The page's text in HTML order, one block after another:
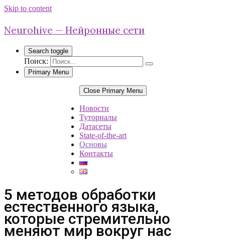
Skip to content
Neurohive — Нейронные сети
Search toggle
Поиск:
Primary Menu
Close Primary Menu
Новости
Туториалы
Датасеты
State-of-the-art
Основы
Контакты
5 методов обработки
естественного языка,
которые стремительно
меняют мир вокруг нас